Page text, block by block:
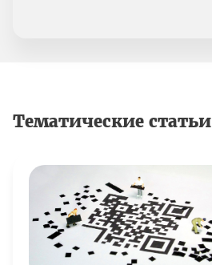
Тематические статьи